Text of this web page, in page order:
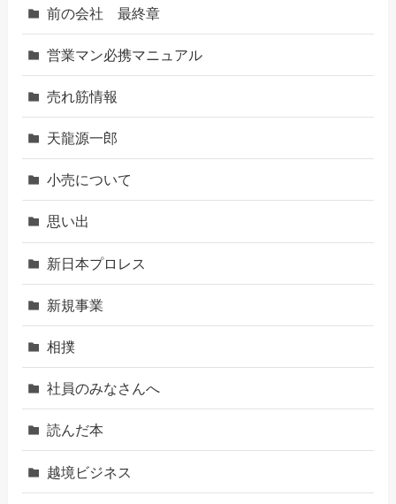
前の会社 最終章
営業マン必携マニュアル
売れ筋情報
天龍源一郎
小売について
思い出
新日本プロレス
新規事業
相撲
社員のみなさんへ
読んだ本
越境ビジネス